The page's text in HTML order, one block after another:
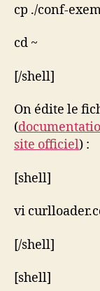
cp ./conf-
cd ~
[/shell]
On édite le
(
site officiel) :
[shell]
vi
[/shell]
[shell]